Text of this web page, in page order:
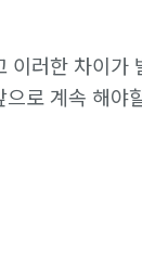
러한 차이가
로 계속 해